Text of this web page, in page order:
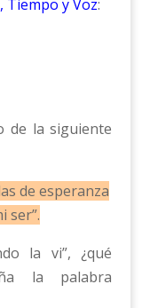
Tiempo y Voz:
de la siguiente
de esperanza
ser”.
la vi”, ¿qué
la palabra